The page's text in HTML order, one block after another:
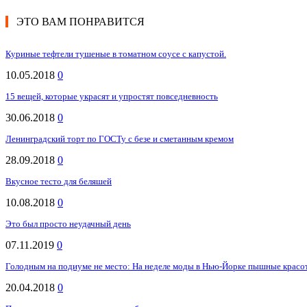
ЭТО ВАМ ПОНРАВИТСЯ
Куриные тефтели тушеные в томатном соусе с капустой.
10.05.2018 0
15 вещей, которые украсят и упростят повседневность
30.06.2018 0
Ленинградский торт по ГОСТу с безе и сметанным кремом
28.09.2018 0
Вкусное тесто для беляшей
10.08.2018 0
Это был просто неудачный день
07.11.2019 0
Голодным на подиуме не место: На неделе моды в Нью-Йорке пышные
20.04.2018 0